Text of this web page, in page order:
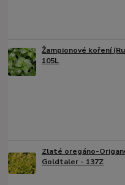
Žampionové koření
105L
Zlaté oregáno-
Goldtaler - 137Z